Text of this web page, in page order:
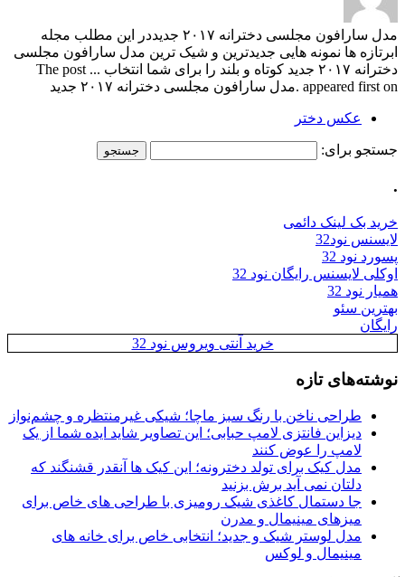
مدل سارافون مجلسی دخترانه ۲۰۱۷ جدیددر این مطلب مجله
ابرتازه ها نمونه هایی جدیدترین و شیک ترین مدل سارافون مجلسی
دخترانه ۲۰۱۷ جدید کوتاه و بلند را برای شما انتخاب ... The post
appeared first on .مدل سارافون مجلسی دخترانه ۲۰۱۷ جدید
عکس دختر
جستجو برای:
.
خرید بک لینک دائمی
لایسنس نود32
پسورد نود 32
اوکلی لایسنس رایگان نود 32
همیار نود 32
بهترین سئو
رایگان
خرید آنتی ویروس نود 32
نوشته‌های تازه
طراحی ناخن با رنگ سبز ماچا؛ شیکی غیرمنتظره و چشم‌نواز
دیزاین فانتزی لامپ حبابی؛ این تصاویر شاید ایده شما از یک
لامپ را عوض کنند
مدل کیک برای تولد دخترونه؛ این کیک ها آنقدر قشنگند که
دلتان نمی آید برش بزنید
جا دستمال کاغذی شیک رومیزی با طراحی های خاص برای
میزهای مینیمال و مدرن
مدل لوستر شیک و جدید؛ انتخابی خاص برای خانه های
مینیمال و لوکس